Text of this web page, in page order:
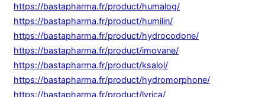
https://bastapharma.fr/product/humalog/
https://bastapharma.fr/product/humilin/
https://bastapharma.fr/product/hydrocodone/
https://bastapharma.fr/product/imovane/
https://bastapharma.fr/product/ksalol/
https://bastapharma.fr/product/hydromorphone/
https://bastapharma.fr/product/lyrica/